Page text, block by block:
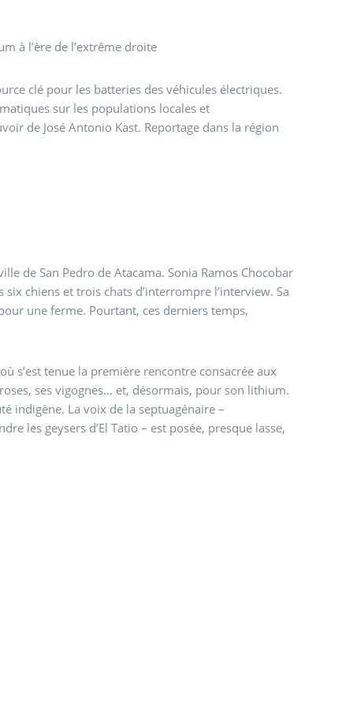
à l’ère de l’extrême droite
clé pour les batteries des véhicules électriques.
sur les populations locales et
de José Antonio Kast. Reportage dans la région
de San Pedro de Atacama. Sonia Ramos Chocobar
chiens et trois chats d’interrompre l’interview. Sa
une ferme. Pourtant, ces derniers temps,
s’est tenue la première rencontre consacrée aux
ses vigognes… et, désormais, pour son lithium.
indigène. La voix de la septuagénaire –
les geysers d’El Tatio – est posée, presque lasse,